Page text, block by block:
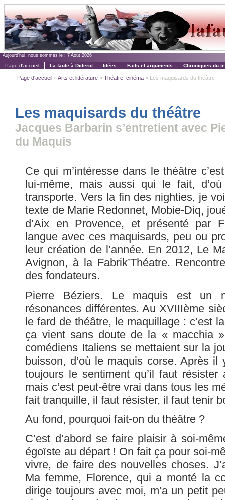
Aujourd'hui, nous sommes le : 7 Août 2026
Page d'accueil La faute à Diderot Idées Faits et arguments Chroniques du
Page d'accueil »Arts et littérature »Théatre, cinéma » Les maquisards du théâtre
Les maquisards du théâtre
Jacques Barbarin s’entretient avec
du Maquis
Ce qui m’intéresse dans le théâtre
lui-même, mais aussi qui le fait,
transporte. Vers la fin des nighties, je
texte de Marie Redonnet, Mobie-Diq,
d’Aix en Provence, et présenté par
langue avec ces maquisards, peu ou
leur création de l’année. En 2012, Le
Avignon, à la Fabrik’Théatre.
des fondateurs.
Pierre Béziers. Le maquis est un
résonances différentes. Au XVIIIème
le fard de théâtre, le maquillage : c’est
ça vient sans doute de la « macchia
comédiens Italiens se mettaient sur la
buisson, d’où le maquis corse. Après
toujours le sentiment qu’il faut
mais c’est peut-être vrai dans tous les
fait tranquille, il faut résister, il faut tenir
Au fond, pourquoi fait-on du théâtre ?
C’est d’abord se faire plaisir à soi-
égoïste au départ ! On fait ça pour soi-
vivre, de faire des nouvelles choses.
Ma femme, Florence, qui a monté la
dirige toujours avec moi, m’a un petit